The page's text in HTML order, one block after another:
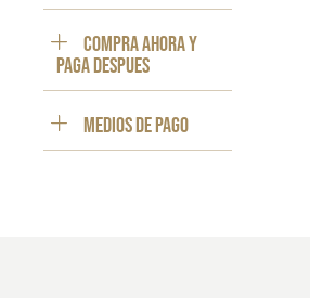
Compra ahora y
paga despues
Medios de pago